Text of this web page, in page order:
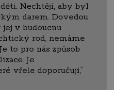
Nechtějí, aby byl
darem. Dovedou
v budoucnu
rod, nemáme
to pro nás způsob
Je
vřele doporučuji,“